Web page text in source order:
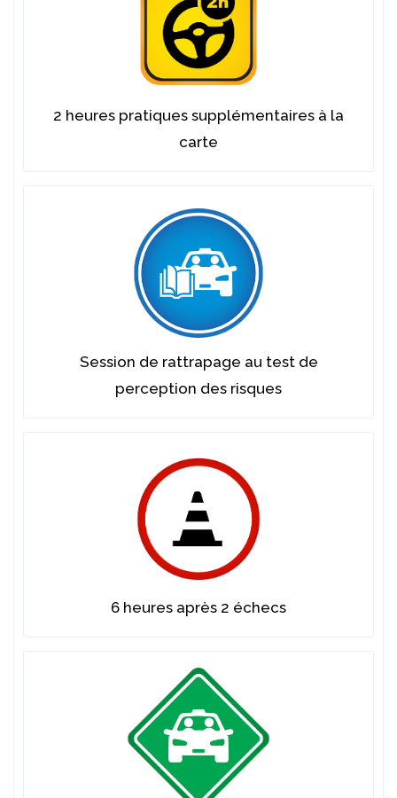
2 heures pratiques supplémentaires à la
carte
Session de rattrapage au test de
perception des risques
6 heures après 2 échecs